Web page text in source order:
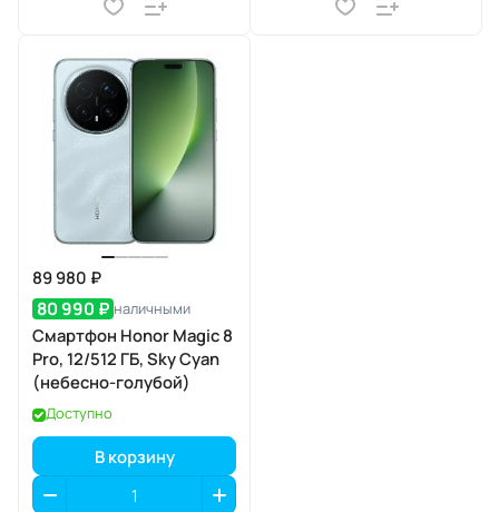
89 980 ₽
80 990 ₽ наличными
Смартфон Honor Magic 8
Pro, 12/512 ГБ, Sky Cyan
(небесно-голубой)
Доступно
В корзину